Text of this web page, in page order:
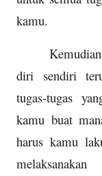
kamu.
diri sendiri
tugas-tugas
kamu buat
harus kamu